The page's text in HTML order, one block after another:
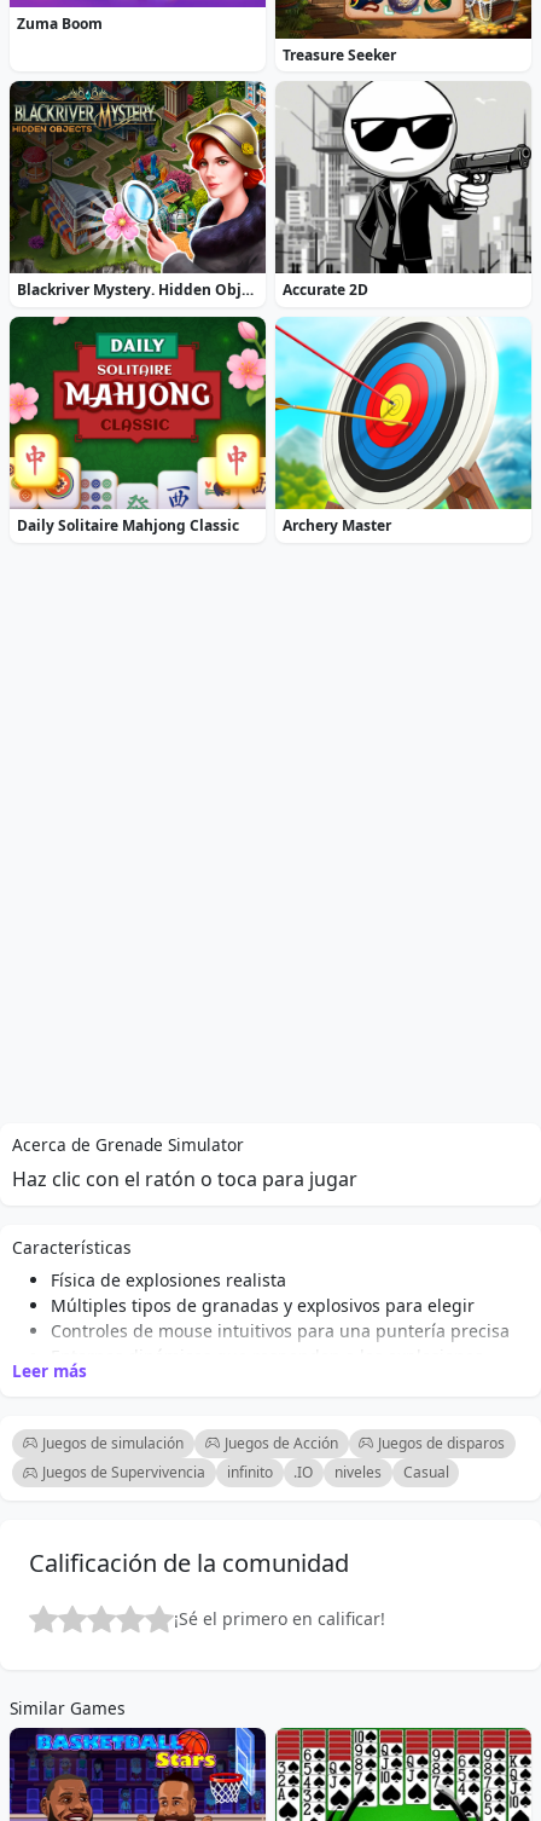
Zuma Boom
Treasure Seeker
Blackriver Mystery. Hidden Objects Accurate 2D
Daily Solitaire Mahjong Classic Archery Master
Acerca de Grenade Simulator
Haz clic con el ratón o toca para jugar
Características
Física de explosiones realista
Múltiples tipos de granadas y explosivos para elegir
Controles de mouse intuitivos para una puntería precisa
Entornos dinámicos que responden a las explosiones
Modo desafío con objetivos y recompensas específicas
Gráficos impresionantes y efectos de sonido para una
jugabilidad inmersiva
Capacidad de crear configuraciones explosivas
Logros desbloqueables para jugadores hábiles
Leer más
Juegos de simulación Juegos de Acción
Juegos de disparos
Juegos de Supervivencia
infinito .IO niveles Casual
Calificación de la comunidad
¡Sé el primero en calificar!
Similar Games